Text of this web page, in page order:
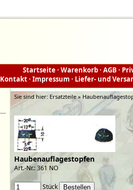
Startseite· Warenkorb· AGB ·
Kontakt· Impressum · Liefer- und
Sie sind hier: Ersatzteile »
Haubenauflagestopfen
Art.-Nr.: 361 NO
Stück